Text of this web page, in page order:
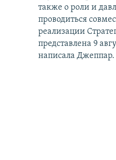
также о роли и
проводиться
реализации
представлена 9
написала Джеппар.